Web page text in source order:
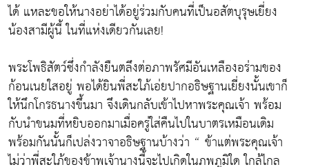
ได้ แหละขอให้นางอย่าได้อยู่ร่วมกับคนที่เป็นอสัตบุรุษเยี่ยง
น้องสามีผู้นี้ ในที่แห่งเดียวกันเลย!
พระโพธิสัตว์ซึ่งกำลังยืนตลึงต่อภาพรัศมีอันเหลืองอร่ามของ
ก้อนเนยใสอยู่ พอได้ยินพี่สะใภ้เอ่ยปากอธิษฐานเยี่ยงนั้นเขาก็
ให้นึกโกรธนางขึ้นมา จึงเดินกลับเข้าไปหาพระคุณเจ้า พร้อม
กับนำขนมที่หยิบออกมาเมื่อครู่ใส่คืนไปในบาตรเหมือนเดิม
พร้อมกันนั้นก็เปล่งวาจาอธิษฐานบ้างว่า “ ข้าแต่พระคุณเจ้า
ไม่ว่าพี่สะใภ้ของข้าพเจ้านางนี้จะไปเกิดในภพภูมิใด ใกล้ไกล